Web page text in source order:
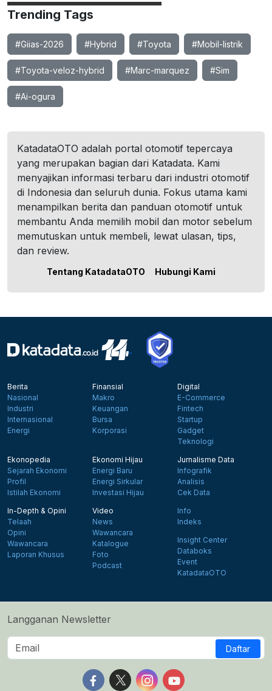
Trending Tags
#Giias-2026 #Hybrid #Toyota #Mobil-listrik
#Toyota-veloz-hybrid #Marc-marquez #Sim
#Ai-ogura
KatadataOTO adalah portal otomotif tepercaya
yang merupakan bagian dari Katadata. Kami
menyajikan informasi terbaru dari industri otomotif
di Indonesia dan seluruh dunia. Fokus utama kami
menampilkan berita dan panduan otomotif untuk
membantu Anda memilih mobil dan motor sebelum
memutuskan untuk membeli, lewat ulasan, tips,
dan review.
Tentang KatadataOTO Hubungi Kami
Berita
Nasional
Industri
Internasional
Energi
Finansial
Makro
Keuangan
Bursa
Korporasi
Digital
E-Commerce
Fintech
Startup
Gadget
Teknologi
Ekonopedia
Sejarah Ekonomi
Profil
Istilah Ekonomi
Ekonomi Hijau
Energi Baru
Energi Sirkular
Investasi Hijau
Jurnalisme Data
Infografik
Analisis
Cek Data
In-Depth & Opini
Telaah
Opini
Wawancara
Laporan Khusus
Video
News
Wawancara
Katalogue
Foto
Podcast
Info
Indeks
Insight Center
Databoks
Event
KatadataOTO
Langganan Newsletter
Daftar
Follow us on Facebook
Follow us on X
Follow us on Instagram
Follow us on